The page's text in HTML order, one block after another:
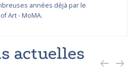
années déjà par le
Art - MoMA.
actuelles